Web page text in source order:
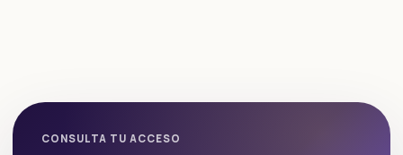
CONSULTA TU ACCESO